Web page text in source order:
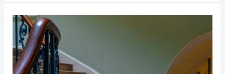
¿Dónde
comprar
un
elevador